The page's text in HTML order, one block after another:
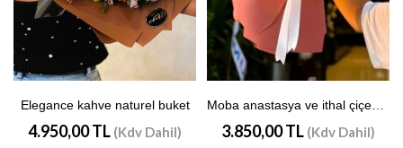
Elegance kahve naturel buket
4.950,00 TL (Kdv Dahil) 3.850,00 TL (Kdv Dahil)